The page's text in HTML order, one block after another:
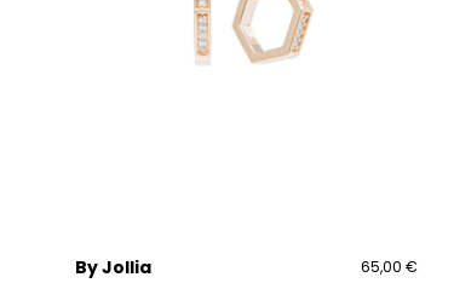
By Jollia 65,00 €